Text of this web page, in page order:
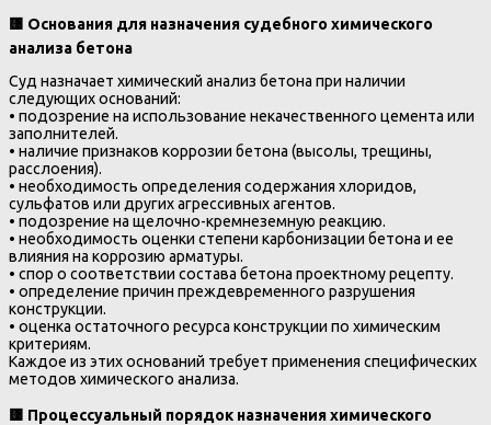
🟨 Основания для назначения судебного химического
анализа бетона
Суд назначает химический анализ бетона при наличии
следующих оснований:
• подозрение на использование некачественного цемента или
заполнителей.
• наличие признаков коррозии бетона (высолы, трещины,
расслоения).
• необходимость определения содержания хлоридов,
сульфатов или других агрессивных агентов.
• подозрение на щелочно-кремнеземную реакцию.
• необходимость оценки степени карбонизации бетона и ее
влияния на коррозию арматуры.
• спор о соответствии состава бетона проектному рецепту.
• определение причин преждевременного разрушения
конструкции.
• оценка остаточного ресурса конструкции по химическим
критериям.
Каждое из этих оснований требует применения специфических
методов химического анализа.
🟨 Процессуальный порядок назначения химического